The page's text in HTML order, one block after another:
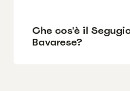
Che cos'è il
Bavarese?